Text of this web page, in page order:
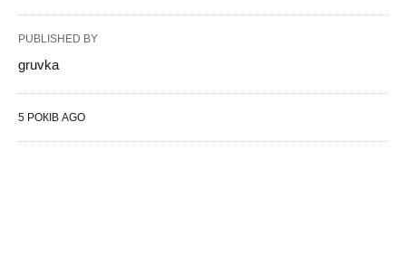
PUBLISHED BY
gruvka
5 РОКІВ AGO